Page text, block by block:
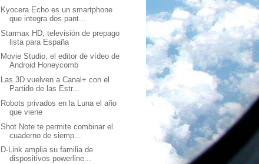
Kyocera Echo es un smartphone
que integra dos pant...
Starmax HD, televisión de prepago
lista para España
Movie Studio, el editor de vídeo de
Android Honeycomb
Las 3D vuelven a Canal+ con el
Partido de las Estr...
Robots privados en la Luna el año
que viene
Shot Note te permite combinar el
cuaderno de siemp...
D-Link amplia su familia de
dispositivos powerline...